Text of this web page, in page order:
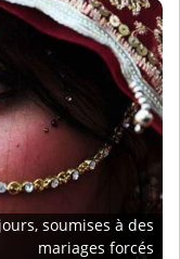
soumises à des
mariages forcés